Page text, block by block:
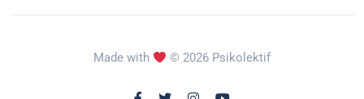
Made with © 2026 Psikolektif